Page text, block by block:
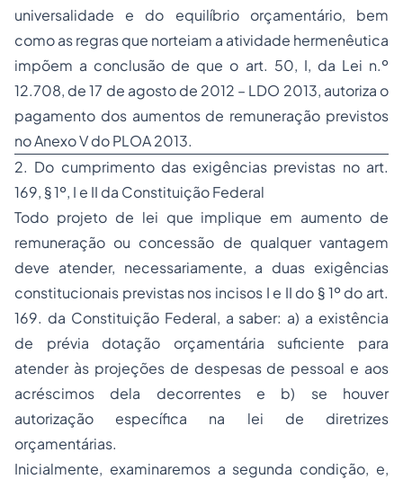
universalidade e do equilíbrio orçamentário, bem
como as regras que norteiam a atividade hermenêutica
impõem a conclusão de que o art. 50, I, da Lei n.º
12.708, de 17 de agosto de 2012 – LDO 2013, autoriza o
pagamento dos aumentos de remuneração previstos
no Anexo V do PLOA 2013.
2. Do cumprimento das exigências previstas no art.
169, § 1º, I e II da Constituição Federal
Todo projeto de lei que implique em aumento de
remuneração ou concessão de qualquer vantagem
deve atender, necessariamente, a duas exigências
constitucionais previstas nos incisos I e II do § 1º do art.
169. da Constituição Federal, a saber: a) a existência
de prévia dotação orçamentária suficiente para
atender às projeções de despesas de pessoal e aos
acréscimos dela decorrentes e b) se houver
autorização específica na lei de diretrizes
orçamentárias.
Inicialmente, examinaremos a segunda condição, e,